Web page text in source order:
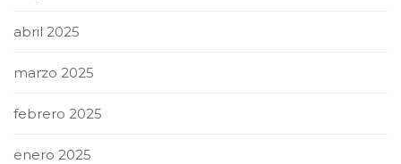
abril 2025
marzo 2025
febrero 2025
enero 2025